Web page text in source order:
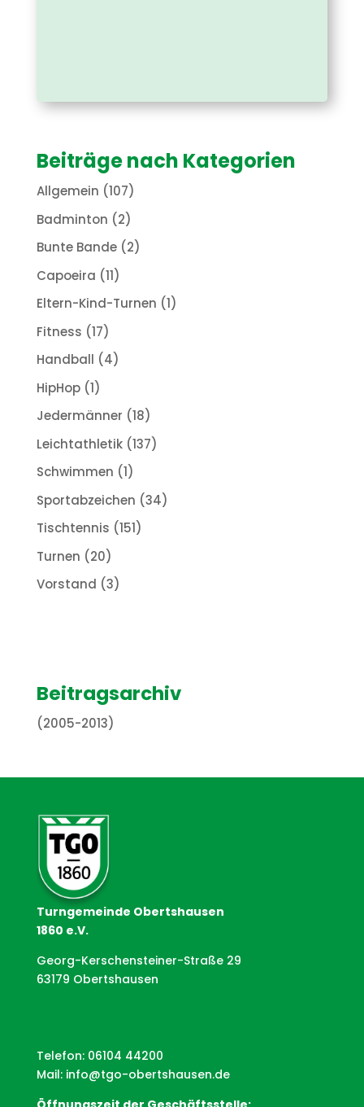
Beiträge nach Kategorien
Allgemein (107)
Badminton (2)
Bunte Bande(2)
Capoeira (11)
Eltern-Kind-Turnen (1)
Fitness (17)
Handball (4)
HipHop(1)
Jedermänner (18)
Leichtathletik(137)
Schwimmen (1)
Sportabzeichen (34)
Tischtennis (151)
Turnen (20)
Vorstand (3)
Beitragsarchiv
(2005-2013)
Turngemeinde Obertshausen
1860 e.V.
Georg-Kerschensteiner-Straße 29
63179 Obertshausen
Telefon: 06104 44200
Mail: info@tgo-obertshausen.de